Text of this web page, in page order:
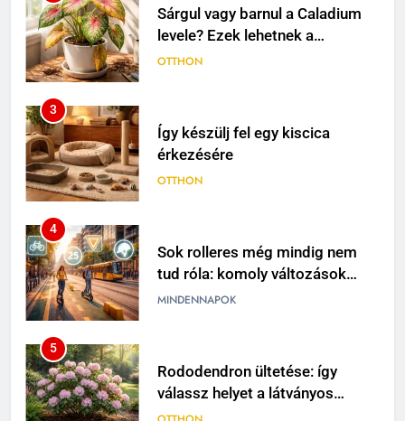
Sárgul vagy barnul a Caladium
levele? Ezek lehetnek a
leggyakoribb okok
OTTHON
3
Így készülj fel egy kiscica
érkezésére
OTTHON
4
Sok rolleres még mindig nem
tud róla: komoly változások
jöhetnek a közlekedési
MINDENNAPOK
5
Rododendron ültetése: így
válassz helyet a látványos
virágzáshoz